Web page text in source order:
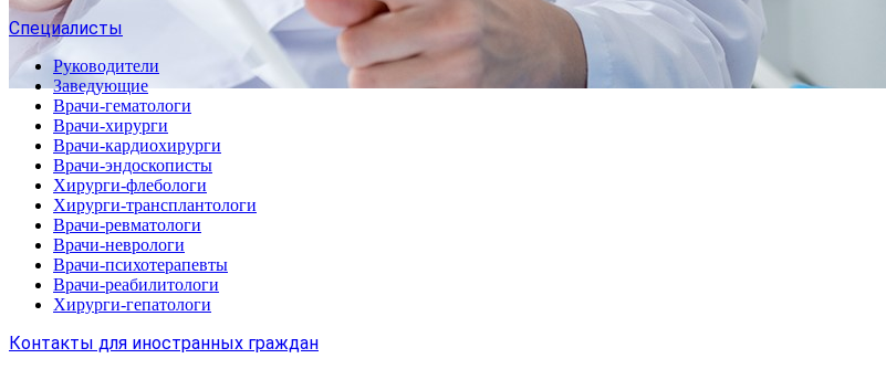
Специалисты
Руководители
Заведующие
Врачи-гематологи
Врачи-хирурги
Врачи-кардиохирурги
Врачи-эндоскописты
Хирурги-флебологи
Хирурги-трансплантологи
Врачи-ревматологи
Врачи-неврологи
Врачи-психотерапевты
Врачи-реабилитологи
Хирурги-гепатологи
Контакты для иностранных граждан